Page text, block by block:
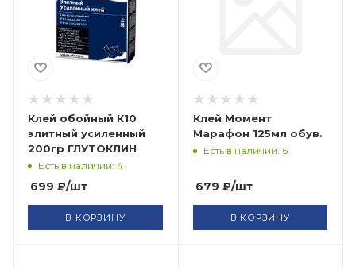
Клей обойный К10
элитный усиленный
200гр ГЛУТОКЛИН
Есть в наличии: 4
699 ₽/шт
В КОРЗИНУ
Клей Момент
Марафон 125мл обув.
Есть в наличии: 6
679 ₽/шт
В КОРЗИНУ